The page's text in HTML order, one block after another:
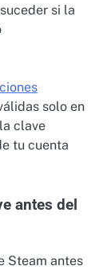
si la
solo en
clave
tu cuenta
antes del
Steam antes